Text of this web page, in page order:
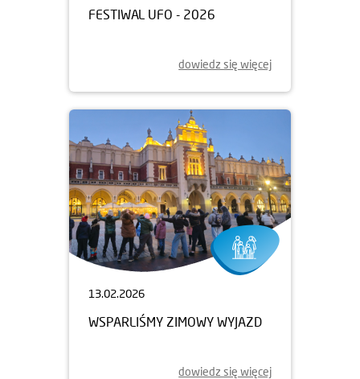
FESTIWAL UFO - 2026
dowiedz się więcej
13.02.2026
WSPARLIŚMY ZIMOWY WYJAZD
dowiedz się więcej